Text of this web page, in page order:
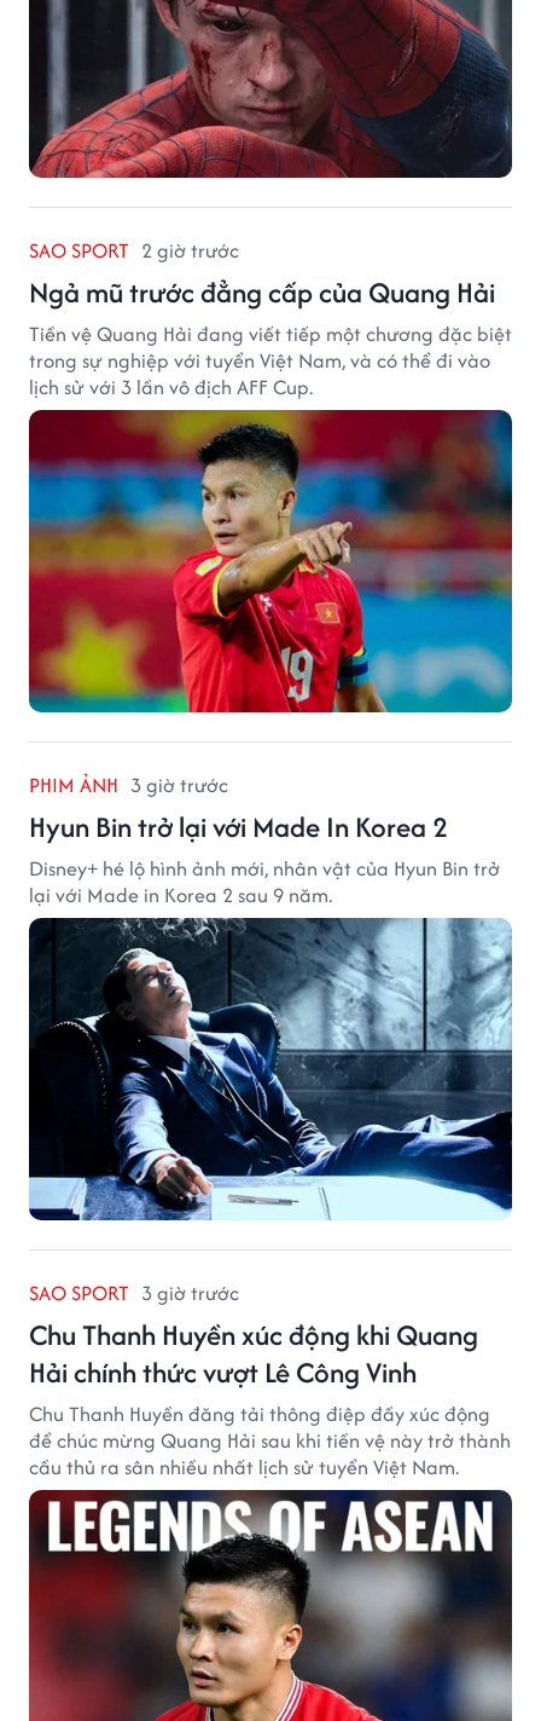
SAO SPORT 2 giờ trước
Ngả mũ trước đẳng cấp của Quang Hải
Tiền vệ Quang Hải đang viết tiếp một chương đặc biệt
trong sự nghiệp với tuyển Việt Nam, và có thể đi vào
lịch sử với 3 lần vô địch AFF Cup.
PHIM ẢNH 3 giờ trước
Hyun Bin trở lại với Made In Korea 2
Disney+ hé lộ hình ảnh mới, nhân vật của Hyun Bin trở
lại với Made in Korea 2 sau 9 năm.
SAO SPORT 3 giờ trước
Chu Thanh Huyền xúc động khi Quang
Hải chính thức vượt Lê Công Vinh
Chu Thanh Huyền đăng tải thông điệp đầy xúc động
để chúc mừng Quang Hải sau khi tiền vệ này trở thành
cầu thủ ra sân nhiều nhất lịch sử tuyển Việt Nam.